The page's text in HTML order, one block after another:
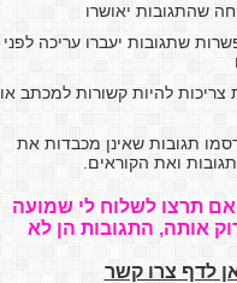
שהתגובות יאושרו
שתגובות יעברו עריכה לפני
צריכות להיות קשורות למכתב או
תגובות שאינן מכבדות את
ואת הקוראים.
תרצו לשלוח לי שמועה
אותה, התגובות הן לא
לדף צרו קשר